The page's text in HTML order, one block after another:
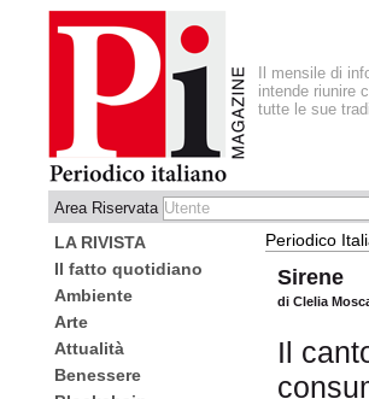
Il mensile di
intende riunire
tutte le sue
Area Riservata
LA RIVISTA
Il fatto quotidiano
Ambiente
Arte
Attualità
Benessere
Periodico
Sirene
di Clelia
Il